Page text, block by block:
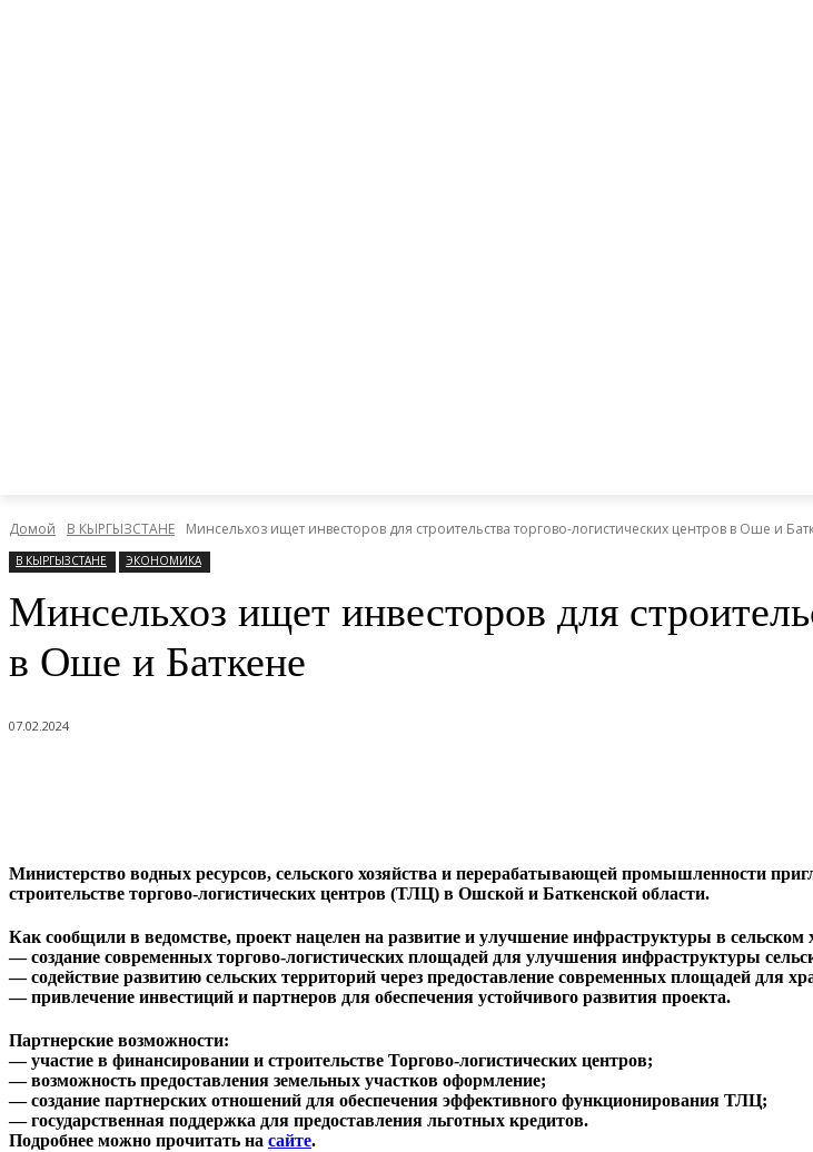
Домой В КЫРГЫЗСТАНЕ Минсельхоз ищет инвесторов для строительства торгово-логистических центров в Оше и
В КЫРГЫЗСТАНЕ ЭКОНОМИКА
Минсельхоз ищет инвесторов для
в Оше и Баткене
07.02.2024
Министерство водных ресурсов, сельского хозяйства и перерабатывающей промышленности
строительстве торгово-логистических центров (ТЛЦ) в Ошской и Баткенской области.
Как сообщили в ведомстве, проект нацелен на развитие и улучшение инфраструктуры в
— создание современных торгово-логистических площадей для улучшения инфраструктуры
— содействие развитию сельских территорий через предоставление современных площадей для
— привлечение инвестиций и партнеров для обеспечения устойчивого развития проекта.
Партнерские возможности:
— участие в финансировании и строительстве Торгово-логистических центров;
— возможность предоставления земельных участков оформление;
— создание партнерских отношений для обеспечения эффективного функционирования ТЛЦ;
— государственная поддержка для предоставления льготных кредитов.
Подробнее можно прочитать на сайте.